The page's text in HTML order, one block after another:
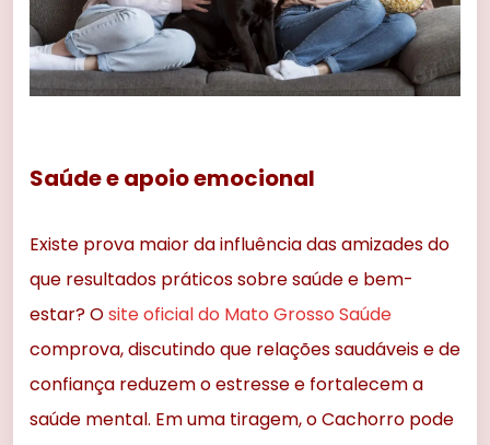
Saúde e apoio emocional
Existe prova maior da influência das amizades do
que resultados práticos sobre saúde e bem-
estar? Osite oficial do Mato Grosso Saúde
comprova, discutindo que relações saudáveis e de
confiança reduzem o estresse e fortalecem a
saúde mental. Em uma tiragem, o Cachorro pode